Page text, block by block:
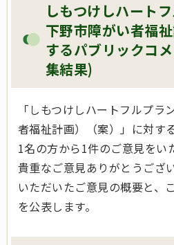
しもつけしハート
下野市障がい者福
するパブリックコ
集結果)
「しもつけしハートフルプラ
者福祉計画）（案）」に対す
1名の方から1件のご意見をい
貴重なご意見ありがとうござ
いただいたご意見の概要と、
を公表します。